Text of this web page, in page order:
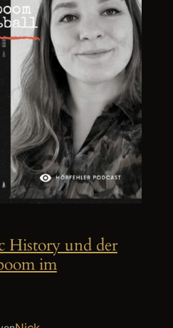
History und der
im